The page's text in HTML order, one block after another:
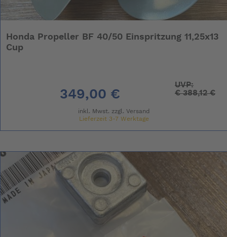
Honda Propeller BF 40/50 Einspritzung 11,25x13
Cup
349,00 €
UVP:
€388,12 €
inkl. Mwst. zzgl. Versand
Lieferzeit 3-7 Werktage